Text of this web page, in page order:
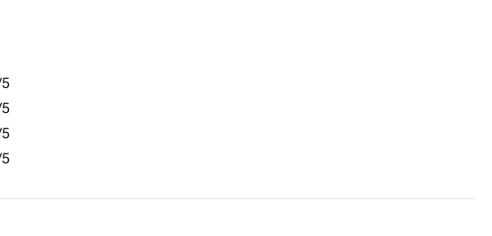
размера композиции, это фото есть в